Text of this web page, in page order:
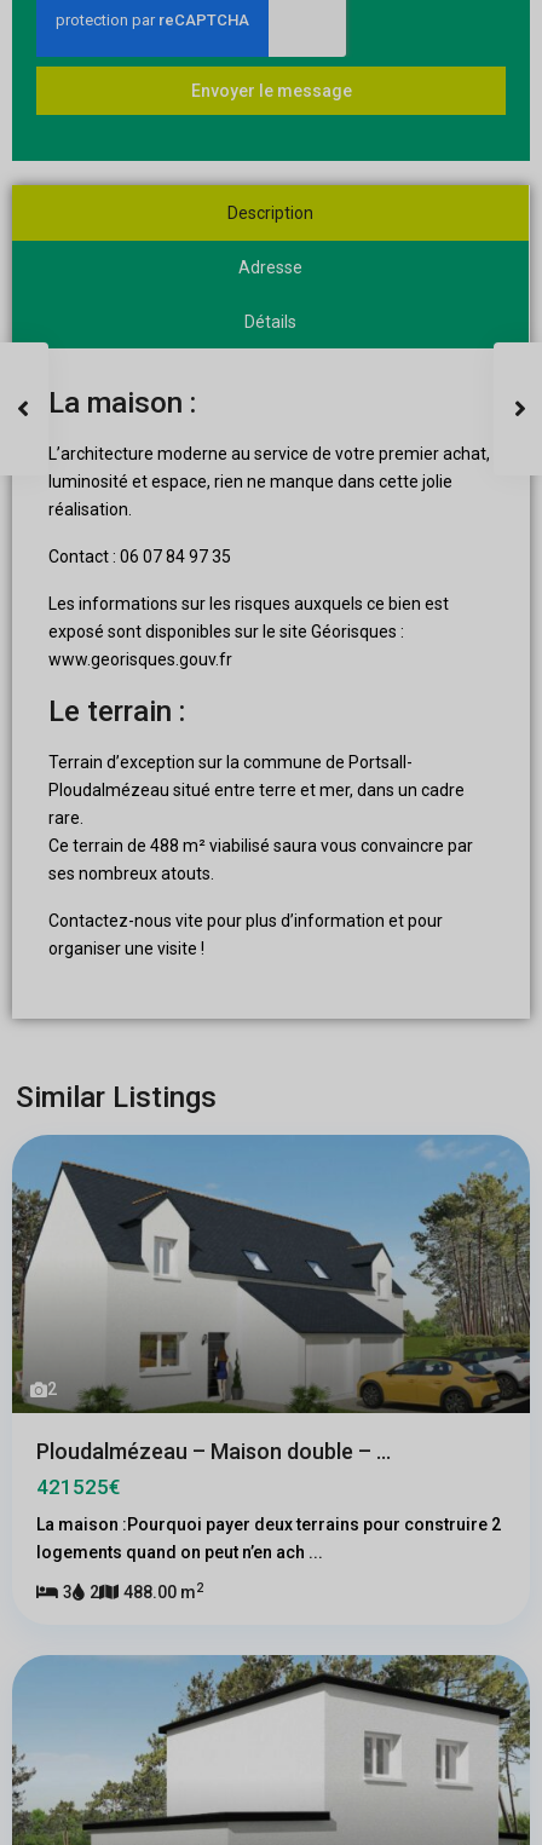
Envoyer le message
Description
Adresse
Détails
La maison :
L’architecture moderne au service de votre premier achat,
luminosité et espace, rien ne manque dans cette jolie
réalisation.
Contact : 06 07 84 97 35
Les informations sur les risques auxquels ce bien est
exposé sont disponibles sur le site Géorisques :
www.georisques.gouv.fr
Le terrain :
Terrain d’exception sur la commune de Portsall-
Ploudalmézeau situé entre terre et mer, dans un cadre
rare.
Ce terrain de 488 m² viabilisé saura vous convaincre par
ses nombreux atouts.
Contactez-nous vite pour plus d’information et pour
organiser une visite !
Similar Listings
2
Ploudalmézeau – Maison double – ...
421525€
La maison :Pourquoi payer deux terrains pour construire 2
logements quand on peut n’en ach ...
3 2 488.00 m2